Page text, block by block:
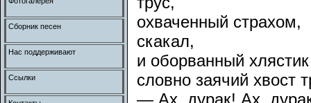
охваченный страхом,
скакал,
и оборванный
словно заячий хвост
— Ах, дурак! Ах,
Сборник песен
Нас поддерживают
Ссылки